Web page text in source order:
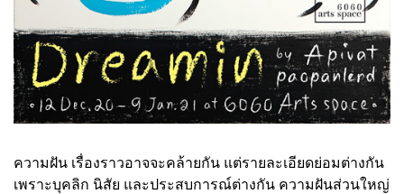
ความฝัน เรื่องราวอาจจะคล้ายกัน แต่รายละเอียดย่อมต่างกัน
เพราะบุคลิก นิสัย และประสบการณ์ต่างกัน ความฝันส่วนใหญ่